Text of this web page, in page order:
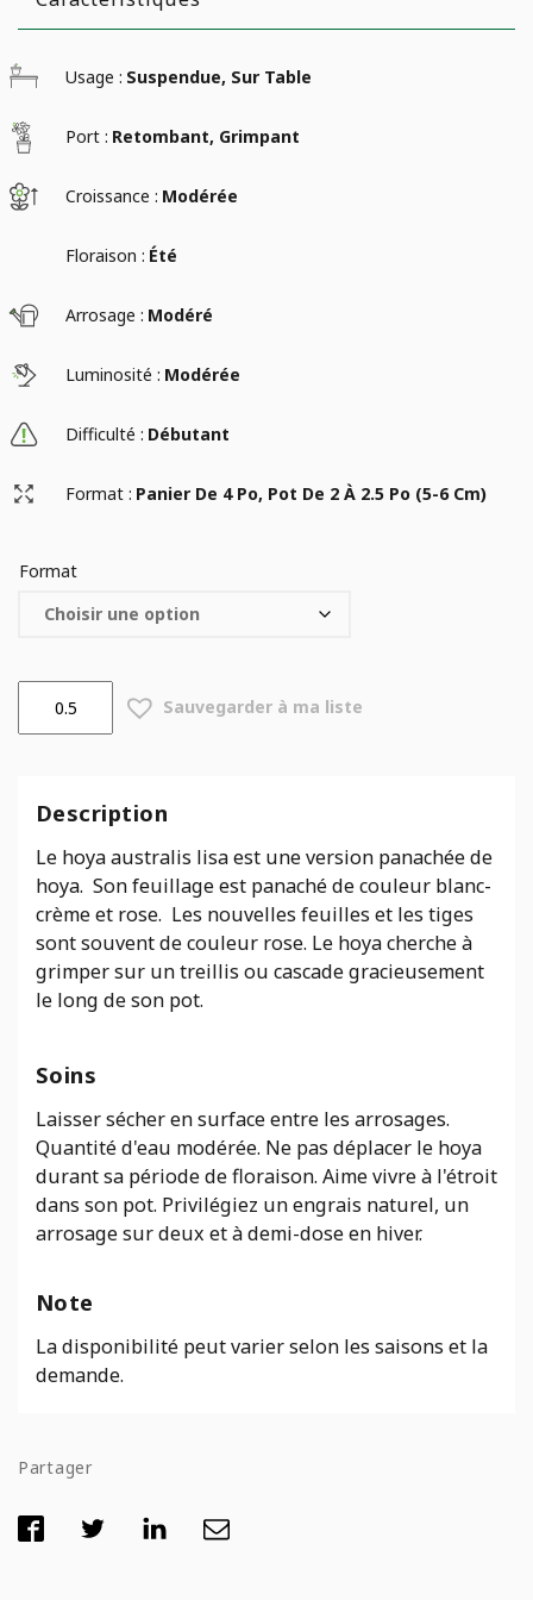
Usage : Suspendue, Sur Table
Port : Retombant, Grimpant
Croissance : Modérée
Floraison : Été
Arrosage : Modéré
Luminosité : Modérée
Difficulté : Débutant
Format : Panier De 4 Po, Pot De 2 À 2.5 Po (5-6 Cm)
Format
Hoya
Sauvegarder à ma liste
Description
Le hoya australis lisa est une version panachée de
hoya. Son feuillage est panaché de couleur blanc-
crème et rose. Les nouvelles feuilles et les tiges
sont souvent de couleur rose. Le hoya cherche à
grimper sur un treillis ou cascade gracieusement
le long de son pot.
Soins
Laisser sécher en surface entre les arrosages.
Quantité d'eau modérée. Ne pas déplacer le hoya
durant sa période de floraison. Aime vivre à l'étroit
dans son pot. Privilégiez un engrais naturel, un
arrosage sur deux et à demi-dose en hiver.
Note
La disponibilité peut varier selon les saisons et la
demande.
Partager